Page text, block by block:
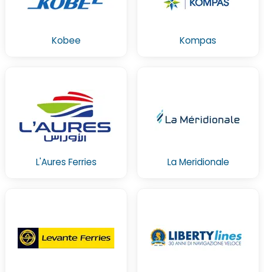
Kobee Kompas
L'Aures Ferries La Meridionale